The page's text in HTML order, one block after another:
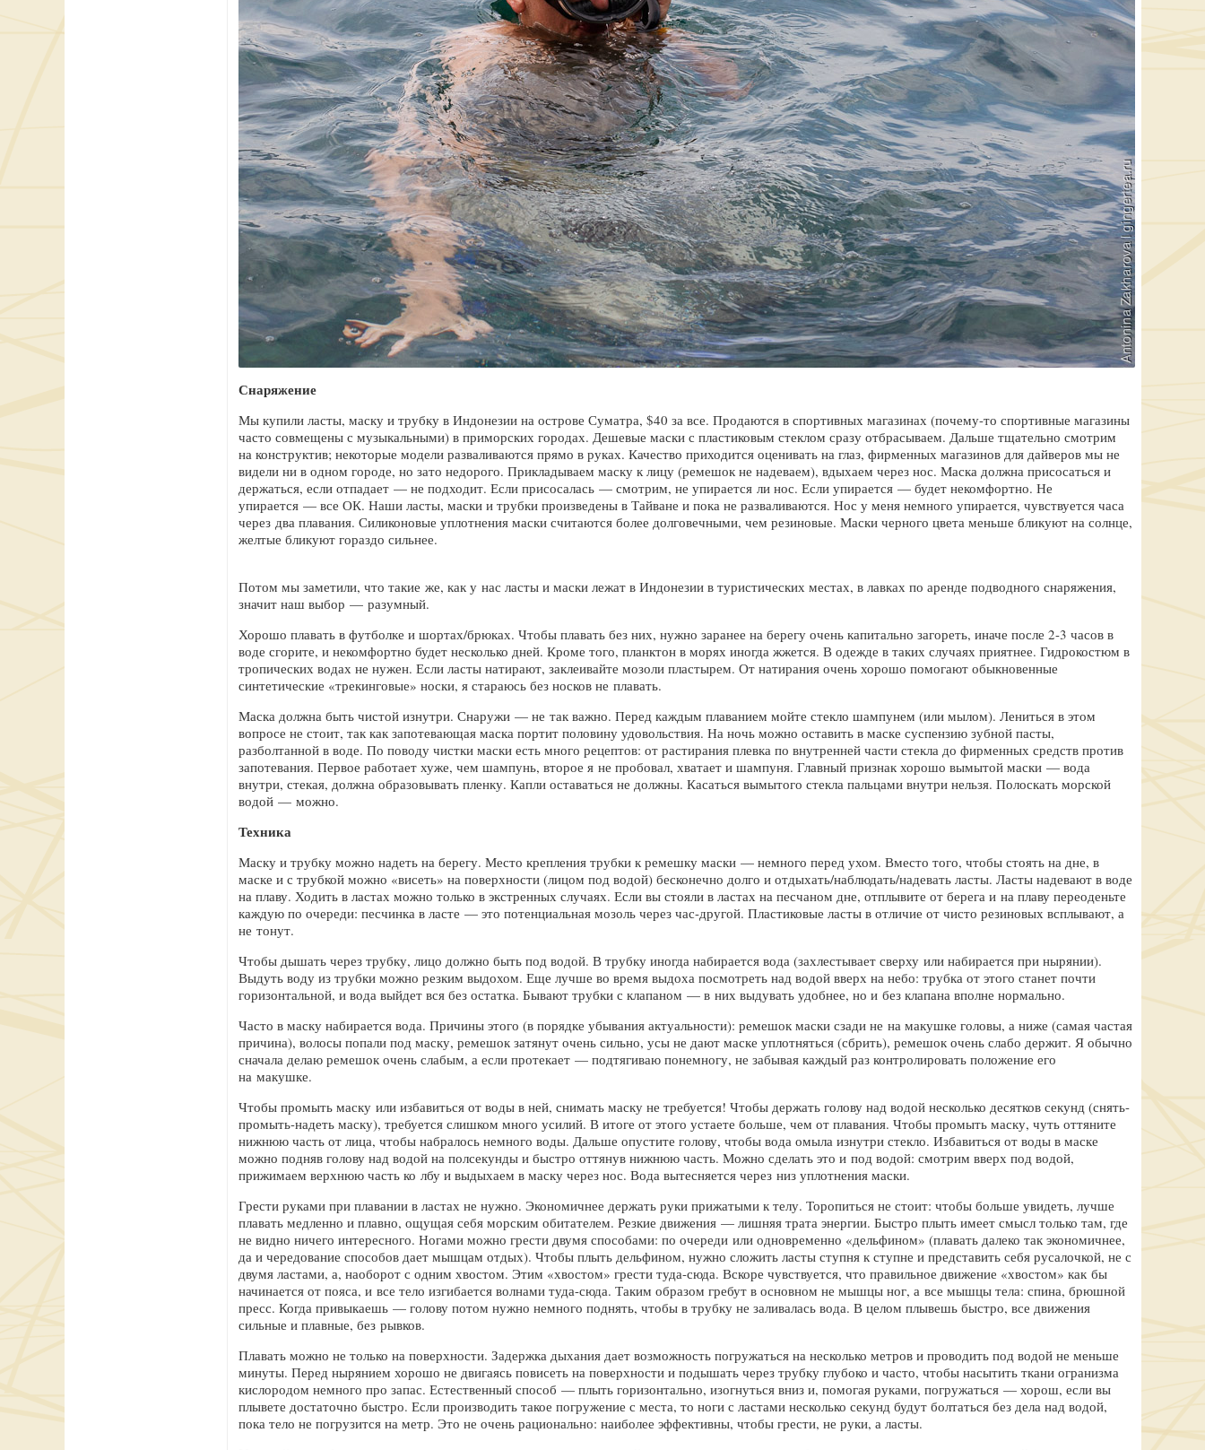
Снаряжение
Мы купили ласты, маску и трубку в Индонезии на острове Суматра, $40 за все. Продаются в спортивных магазинах (почему-то спортивные магазины
часто совмещены с музыкальными) в приморских городах. Дешевые маски с пластиковым стеклом сразу отбрасываем. Дальше тщательно смотрим
на конструктив; некоторые модели разваливаются прямо в руках. Качество приходится оценивать на глаз, фирменных магазинов для дайверов мы не
видели ни в одном городе, но зато недорого. Прикладываем маску к лицу (ремешок не надеваем), вдыхаем через нос. Маска должна присосаться и
держаться, если отпадает — не подходит. Если присосалась — смотрим, не упирается ли нос. Если упирается — будет некомфортно. Не
упирается — все ОК. Наши ласты, маски и трубки произведены в Тайване и пока не разваливаются. Нос у меня немного упирается, чувствуется часа
через два плавания. Силиконовые уплотнения маски считаются более долговечными, чем резиновые. Маски черного цвета меньше бликуют на солнце,
желтые бликуют гораздо сильнее.
Потом мы заметили, что такие же, как у нас ласты и маски лежат в Индонезии в туристических местах, в лавках по аренде подводного снаряжения,
значит наш выбор — разумный.
Хорошо плавать в футболке и шортах/брюках. Чтобы плавать без них, нужно заранее на берегу очень капитально загореть, иначе после 2-3 часов в
воде сгорите, и некомфортно будет несколько дней. Кроме того, планктон в морях иногда жжется. В одежде в таких случаях приятнее. Гидрокостюм в
тропических водах не нужен. Если ласты натирают, заклеивайте мозоли пластырем. От натирания очень хорошо помогают обыкновенные
синтетические «трекинговые» носки, я стараюсь без носков не плавать.
Маска должна быть чистой изнутри. Снаружи — не так важно. Перед каждым плаванием мойте стекло шампунем (или мылом). Лениться в этом
вопросе не стоит, так как запотевающая маска портит половину удовольствия. На ночь можно оставить в маске суспензию зубной пасты,
разболтанной в воде. По поводу чистки маски есть много рецептов: от растирания плевка по внутренней части стекла до фирменных средств против
запотевания. Первое работает хуже, чем шампунь, второе я не пробовал, хватает и шампуня. Главный признак хорошо вымытой маски — вода
внутри, стекая, должна образовывать пленку. Капли оставаться не должны. Касаться вымытого стекла пальцами внутри нельзя. Полоскать морской
водой — можно.
Техника
Маску и трубку можно надеть на берегу. Место крепления трубки к ремешку маски — немного перед ухом. Вместо того, чтобы стоять на дне, в
маске и с трубкой можно «висеть» на поверхности (лицом под водой) бесконечно долго и отдыхать/наблюдать/надевать ласты. Ласты надевают в воде
на плаву. Ходить в ластах можно только в экстренных случаях. Если вы стояли в ластах на песчаном дне, отплывите от берега и на плаву переоденьте
каждую по очереди: песчинка в ласте — это потенциальная мозоль через час-другой. Пластиковые ласты в отличие от чисто резиновых всплывают, а
не тонут.
Чтобы дышать через трубку, лицо должно быть под водой. В трубку иногда набирается вода (захлестывает сверху или набирается при нырянии).
Выдуть воду из трубки можно резким выдохом. Еще лучше во время выдоха посмотреть над водой вверх на небо: трубка от этого станет почти
горизонтальной, и вода выйдет вся без остатка. Бывают трубки с клапаном — в них выдувать удобнее, но и без клапана вполне нормально.
Часто в маску набирается вода. Причины этого (в порядке убывания актуальности): ремешок маски сзади не на макушке головы, а ниже (самая частая
причина), волосы попали под маску, ремешок затянут очень сильно, усы не дают маске уплотняться (сбрить), ремешок очень слабо держит. Я обычно
сначала делаю ремешок очень слабым, а если протекает — подтягиваю понемногу, не забывая каждый раз контролировать положение его
на макушке.
Чтобы промыть маску или избавиться от воды в ней, снимать маску не требуется! Чтобы держать голову над водой несколько десятков секунд (снять-
промыть-надеть маску), требуется слишком много усилий. В итоге от этого устаете больше, чем от плавания. Чтобы промыть маску, чуть оттяните
нижнюю часть от лица, чтобы набралось немного воды. Дальше опустите голову, чтобы вода омыла изнутри стекло. Избавиться от воды в маске
можно подняв голову над водой на полсекунды и быстро оттянув нижнюю часть. Можно сделать это и под водой: смотрим вверх под водой,
прижимаем верхнюю часть ко лбу и выдыхаем в маску через нос. Вода вытесняется через низ уплотнения маски.
Грести руками при плавании в ластах не нужно. Экономичнее держать руки прижатыми к телу. Торопиться не стоит: чтобы больше увидеть, лучше
плавать медленно и плавно, ощущая себя морским обитателем. Резкие движения — лишняя трата энергии. Быстро плыть имеет смысл только там, где
не видно ничего интересного. Ногами можно грести двумя способами: по очереди или одновременно «дельфином» (плавать далеко так экономичнее,
да и чередование способов дает мышцам отдых). Чтобы плыть дельфином, нужно сложить ласты ступня к ступне и представить себя русалочкой, не с
двумя ластами, а, наоборот с одним хвостом. Этим «хвостом» грести туда-сюда. Вскоре чувствуется, что правильное движение «хвостом» как бы
начинается от пояса, и все тело изгибается волнами туда-сюда. Таким образом гребут в основном не мышцы ног, а все мышцы тела: спина, брюшной
пресс. Когда привыкаешь — голову потом нужно немного поднять, чтобы в трубку не заливалась вода. В целом плывешь быстро, все движения
сильные и плавные, без рывков.
Плавать можно не только на поверхности. Задержка дыхания дает возможность погружаться на несколько метров и проводить под водой не меньше
минуты. Перед нырянием хорошо не двигаясь повисеть на поверхности и подышать через трубку глубоко и часто, чтобы насытить ткани огранизма
кислородом немного про запас. Естественный способ — плыть горизонтально, изогнуться вниз и, помогая руками, погружаться — хорош, если вы
плывете достаточно быстро. Если производить такое погружение с места, то ноги с ластами несколько секунд будут болтаться без дела над водой,
пока тело не погрузится на метр. Это не очень рационально: наиболее эффективны, чтобы грести, не руки, а ласты.